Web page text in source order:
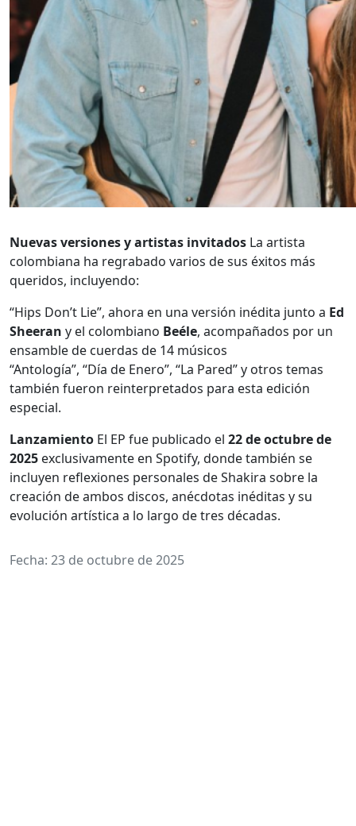
Nuevas versiones y artistas invitados La artista
colombiana ha regrabado varios de sus éxitos más
queridos, incluyendo:
“Hips Don’t Lie”, ahora en una versión inédita junto a Ed
Sheeran y el colombiano Beéle, acompañados por un
ensamble de cuerdas de 14 músicos
“Antología”, “Día de Enero”, “La Pared” y otros temas
también fueron reinterpretados para esta edición
especial.
Lanzamiento El EP fue publicado el 22 de octubre de
2025 exclusivamente en Spotify, donde también se
incluyen reflexiones personales de Shakira sobre la
creación de ambos discos, anécdotas inéditas y su
evolución artística a lo largo de tres décadas.
Fecha: 23 de octubre de 2025